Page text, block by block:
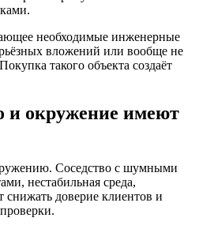
необходимые инженерные
вложений или вообще не
такого объекта создаёт
и окружение имеют
Соседство с шумными
нестабильная среда,
доверие клиентов и